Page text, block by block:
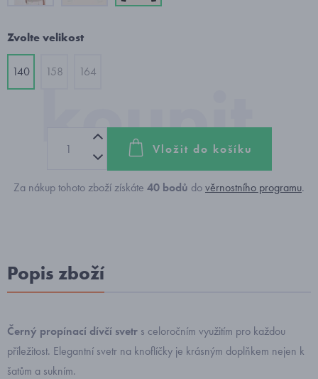
Zvolte velikost
140 158 164
Vložit do košíku
Za nákup tohoto zboží získáte 40 bodů dověrnostního programu.
Popis zboží
Černý propínací dívčí svetr s celoročním využitím pro každou
příležitost. Elegantní svetr na knoflíčky je krásným doplňkem nejen k
šatům a sukním.